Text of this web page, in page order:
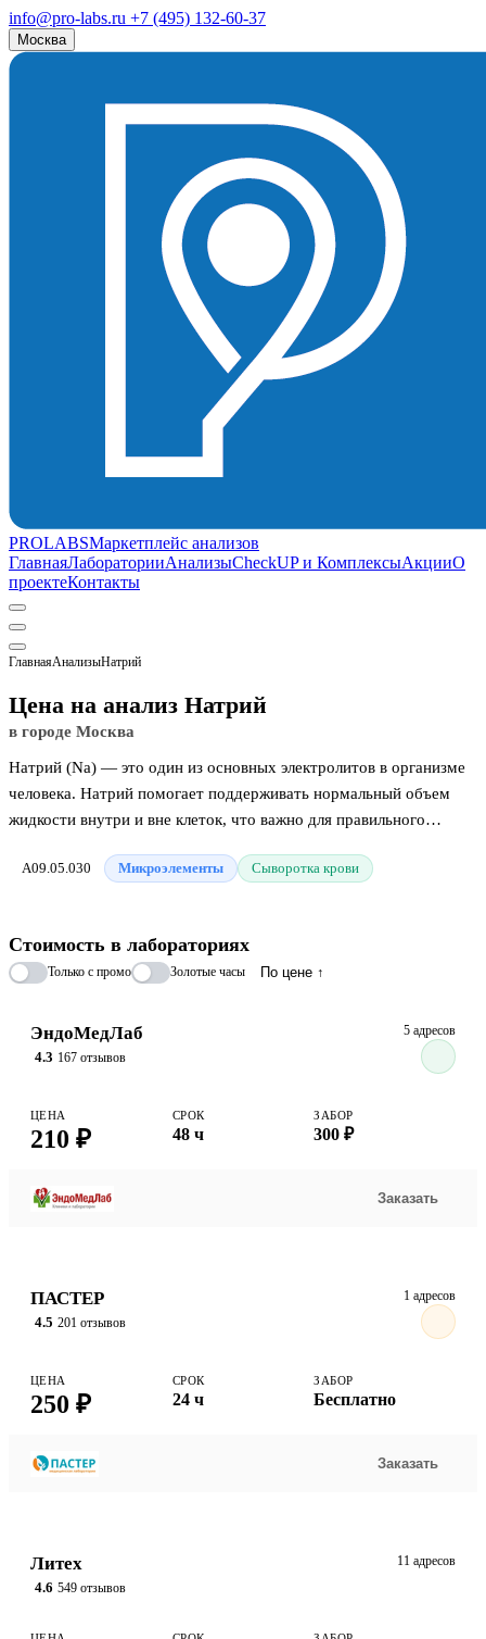
info@pro-labs.ru +7 (495) 132-60-37
Москва
PROLABSМаркетплейс анализов
ГлавнаяЛабораторииАнализыCheckUP и КомплексыАкцииО
проектеКонтакты
ГлавнаяАнализыНатрий
Цена на анализ Натрий
в городе Москва
Натрий (Na) — это один из основных электролитов в организме
человека. Натрий помогает поддерживать нормальный объем
жидкости внутри и вне клеток, что важно для правильного
роль в создании электрического потенциала, необходимого для
уровень натрия в организме. Нарушения баланса натрия могут
привести к различным медицинским проблемам, включая
крови). Повышенный или сниженный уровень натрия может
быть связан с различными заболеваниями, такими как
A09.05.030 Микроэлементы Сыворотка крови
Стоимость в лабораториях
Только с промо Золотые часы По цене ↑
ЭндоМедЛаб
4.3 167 отзывов
5 адресов
ЦЕНА
210 ₽
СРОК
48 ч
ЗАБОР
300 ₽
Заказать
ПАСТЕР
4.5 201 отзывов
1 адресов
ЦЕНА
250 ₽
СРОК
24 ч
ЗАБОР
Бесплатно
Заказать
Литех
4.6 549 отзывов
11 адресов